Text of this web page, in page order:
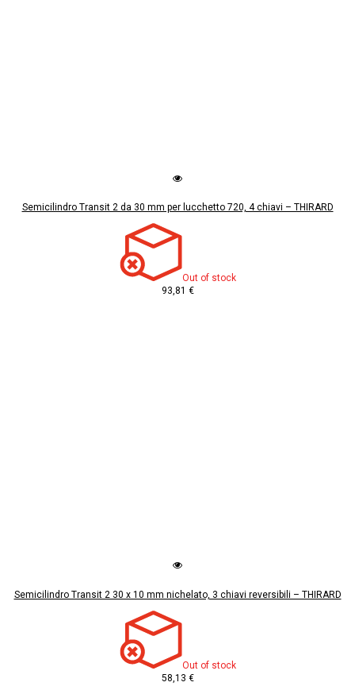
Semicilindro Transit 2 da 30 mm per lucchetto 720, 4 chiavi – THIRARD
Out of stock
93,81 €
Semicilindro Transit 2 30 x 10 mm nichelato, 3 chiavi reversibili – THIRARD
Out of stock
58,13 €